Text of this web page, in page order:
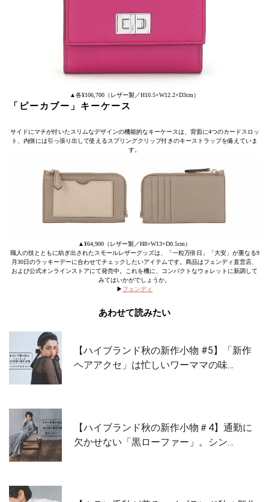
▲各¥106,700（レザー製／H10.5×W12.2×D3cm）
「ピーカブー」キーケース
サイドにマチが付いたスリムなデザインの機能的なキーケースは、背面に4つのカードスロッ
ト、内側には引っ張り出して使えるスプリングクリップ付きのキーストラップを備えていま
す。
▲¥64,900（レザー製／H8×W13×D0.5cm）
職人の技とともに紡ぎ出されたスモールレザーグッズは、「一粒万倍日」「大安」が重なる9
月30日のラッキーデーに合わせてチェックしたいアイテムです。商品はフェンディ直営店、
および公式オンラインストアにて発売中。これを機に、コンパクトなウォレットに新調して
みてはいかがでしょうか。
▶︎ フェンディ
あわせて読みたい
【ハイブランド秋の新作小物 #5】「新作
ヘアアクセ」は忙しいワーママの味…
【ハイブランド秋の新作小物＃4】通勤に
欠かせない「黒ローファー」。シン…